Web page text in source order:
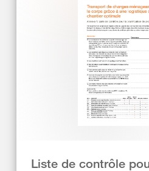
Liste de contrôle